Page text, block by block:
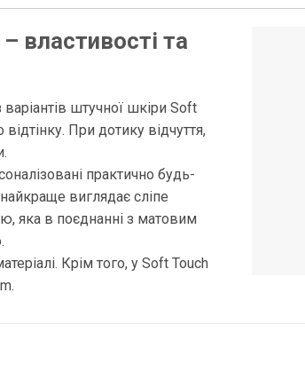
властивості та
штучної шкіри Soft
При дотику відчуття,
практично будь-
виглядає сліпе
яка в поєднанні з матовим
Крім того, у Soft Touch